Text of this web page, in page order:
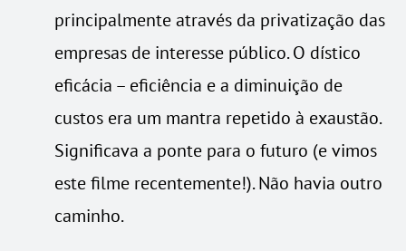
principalmente através da privatização das
empresas de interesse público. O dístico
eficácia – eficiência e a diminuição de
custos era um mantra repetido à exaustão.
Significava a ponte para o futuro (e vimos
este filme recentemente!). Não havia outro
caminho.